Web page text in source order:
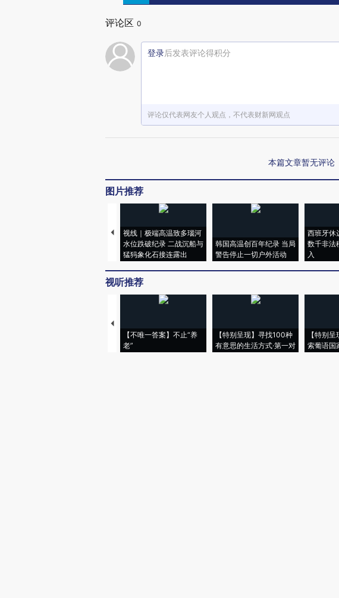
评论区 0
登录后发表评论得积分
评论仅代表网友个人观点，不代表财新网观点
本篇文章暂无评论
图片推荐
视线｜极端高温致多瑙河
水位跌破纪录 二战沉船与
猛犸象化石接连露出
韩国高温创百年纪录 当局
警告停止一切户外活动
西班牙休
数千非法
入
视听推荐
【不唯一答案】不止“养
老”
【特别呈现】寻找100种
有意思的生活方式·第一对
【特别
索葡语国